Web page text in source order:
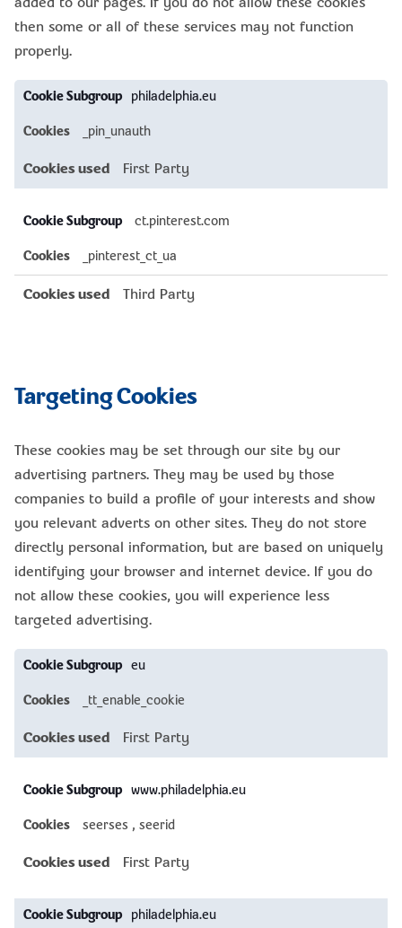
then some or all of these services may not function
properly.
Functional
Cookies
philadelphia.eu
_pin_unauth
First Party
ct.pinterest.com
_pinterest_ct_ua
Third Party
Targeting Cookies
These cookies may be set through our site by our
advertising partners. They may be used by those
companies to build a profile of your interests and show
you relevant adverts on other sites. They do not store
directly personal information, but are based on uniquely
identifying your browser and internet device. If you do
not allow these cookies, you will experience less
targeted advertising.
Targeting
Cookies
eu
_tt_enable_cookie
First Party
www.philadelphia.eu
seerses , seerid
First Party
philadelphia.eu